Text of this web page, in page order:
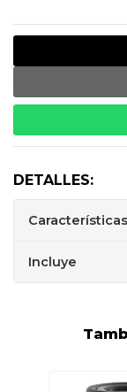
DETALLES:
Características
Incluye